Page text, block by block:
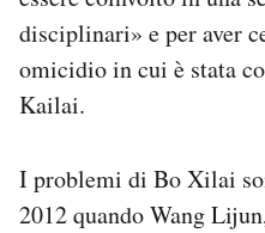
Area Personale
Newsletter
Esci
disciplinari» e per aver
omicidio in cui è stata
Kailai.
I problemi di Bo Xilai
2012 quando Wang